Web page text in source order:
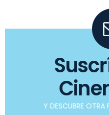
Y DESCUBRE OTRA